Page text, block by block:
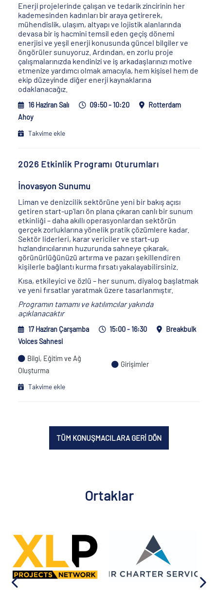
Enerji projelerinde çalışan ve tedarik zincirinin her
kademesinden kadınları bir araya getirerek,
mühendislik, ulaşım, altyapı ve lojistik alanlarında
devasa bir iş hacmini temsil eden geçiş dönemi
enerjisi ve yeşil enerji konusunda güncel bilgiler ve
öngörüler sunuyoruz. Ardından, en zorlu proje
çalışmalarınızda kendinizi ve iş arkadaşlarınızı motive
etmenize yardımcı olmak amacıyla, hem kişisel hem de
ekip düzeyinde diğer enerji kaynaklarına
odaklanacağız.
16 Haziran Salı 09:50 - 10:20
Rotterdam
Ahoy
Takvime ekle
2026 Etkinlik Programı Oturumları
İnovasyon Sunumu
Liman ve denizcilik sektörüne yeni bir bakış açısı
getiren start-up'ları ön plana çıkaran canlı bir sunum
etkinliği – daha akıllı operasyonlardan sektörün
gerçek zorluklarına yönelik pratik çözümlere kadar.
Sektör liderleri, karar vericiler ve start-up
hızlandırıcılarının huzurunda sahneye çıkarak,
görünürlüğünüzü artırma ve pazarı şekillendiren
kişilerle bağlantı kurma fırsatı yakalayabilirsiniz.
Kısa, etkileyici ve özlü – her sunum, diyalog başlatmak
ve yeni fırsatlar yaratmak üzere tasarlanmıştır.
Programın tamamı ve katılımcılar yakında
açıklanacaktır
17 Haziran Çarşamba 15:00 - 16:30
Breakbulk
Voices Sahnesi
Bilgi, Eğitim ve Ağ
Oluşturma
Girişimler
Takvime ekle
TÜM KONUŞMACILARA GERİ DÖN
Ortaklar